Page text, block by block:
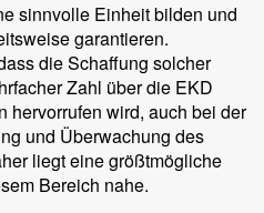
sinnvolle Einheit bilden und
garantieren.
die Schaffung solcher
Zahl über die EKD
hervorrufen wird, auch bei der
und Überwachung des
liegt eine größtmögliche
Bereich nahe.